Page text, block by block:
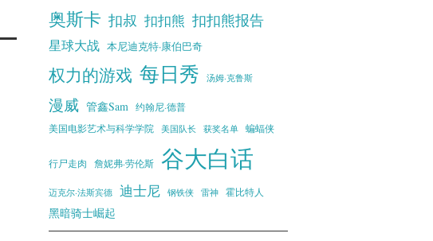
奥斯卡 扣叔 扣扣熊 扣扣熊报告
星球大战 本尼迪克特·康伯巴奇
权力的游戏 每日秀 汤姆·克鲁斯
漫威 管鑫Sam 约翰尼·德普
美国电影艺术与科学学院 美国队长 获奖名单 蝙蝠侠
行尸走肉 詹妮弗·劳伦斯 谷大白话
迈克尔·法斯宾德 迪士尼 钢铁侠 雷神 霍比特人
黑暗骑士崛起